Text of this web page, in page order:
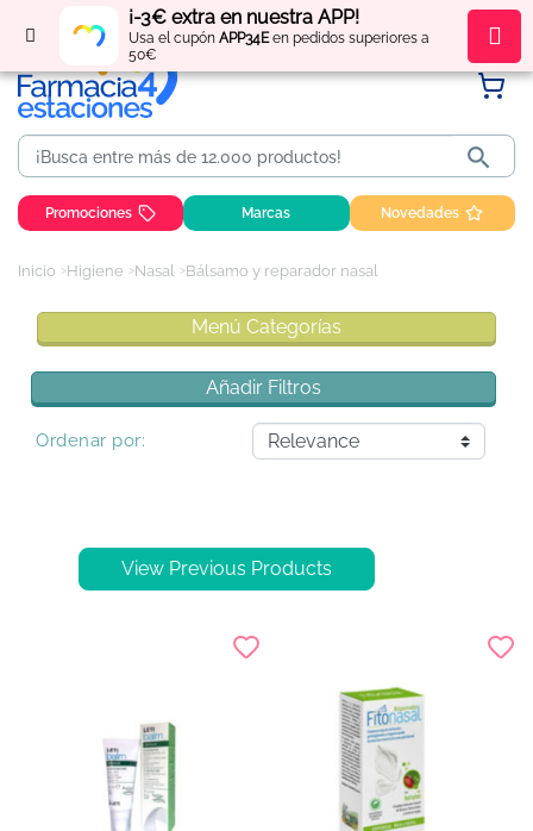
¡-3€ extra en nuestra APP!
Usa el cupón APP34Een pedidos superiores a
50€
Regístratey obténpuntos por tus compras

Promociones Marcas Novedades
Inicio Higiene Nasal Bálsamo y reparador nasal
Menú Categorías
Añadir Filtros
Ordenar por:
View Previous Products